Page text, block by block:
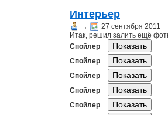
Интерьер
→
27 сентября 2011
Итак, решил залить ещё
Спойлер
Спойлер
Спойлер
Спойлер
Спойлер